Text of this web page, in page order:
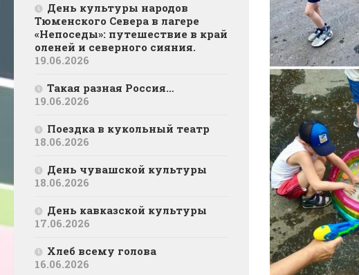
День культуры народов
Тюменского Севера в лагере
«Непоседы»: путешествие в край
оленей и северного сияния.
19.06.2026
Такая разная Россия…
19.06.2026
Поездка в кукольный театр
18.06.2026
День чувашской культуры
18.06.2026
День кавказской культуры
17.06.2026
Хлеб всему голова
16.06.2026